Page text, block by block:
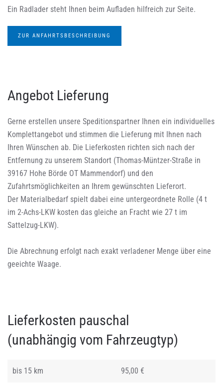
Ein Radlader steht Ihnen beim Aufladen hilfreich zur Seite.
ZUR ANFAHRTSBESCHREIBUNG
Angebot Lieferung
Gerne erstellen unsere Speditionspartner Ihnen ein individuelles
Komplettangebot und stimmen die Lieferung mit Ihnen nach
Ihren Wünschen ab. Die Lieferkosten richten sich nach der
Entfernung zu unserem Standort (Thomas-Müntzer-Straße in
39167 Hohe Börde OT Mammendorf) und den
Zufahrtsmöglichkeiten an Ihrem gewünschten Lieferort.
Der Materialbedarf spielt dabei eine untergeordnete Rolle (4 t
im 2-Achs-LKW kosten das gleiche an Fracht wie 27 t im
Sattelzug-LKW).
Die Abrechnung erfolgt nach exakt verladener Menge über eine
geeichte Waage.
Lieferkosten pauschal
(unabhängig vom Fahrzeugtyp)
bis 15 km 95,00 €